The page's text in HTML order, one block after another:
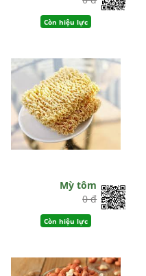
Còn hiệu lực
Mỳ tôm
0 đ
Còn hiệu lực